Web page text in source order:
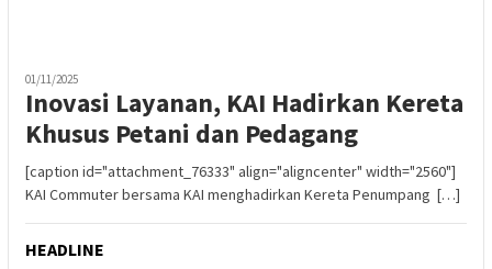
01/11/2025
Inovasi Layanan, KAI Hadirkan Kereta
Khusus Petani dan Pedagang
[caption id="attachment_76333" align="aligncenter" width="2560"]
KAI Commuter bersama KAI menghadirkan Kereta Penumpang […]
HEADLINE